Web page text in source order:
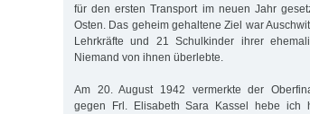
für den ersten Transport im neuen Jahr
Osten. Das geheim gehaltene Ziel war
Lehrkräfte und 21 Schulkinder ihrer
Niemand von ihnen überlebte.
Am 20. August 1942 vermerkte der
gegen Frl. Elisabeth Sara Kassel hebe ich